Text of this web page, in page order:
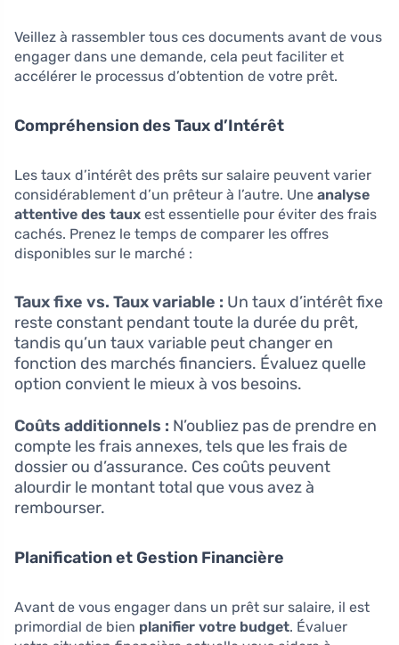
Veillez à rassembler tous ces documents avant de vous
engager dans une demande, cela peut faciliter et
accélérer le processus d’obtention de votre prêt.
Compréhension des Taux d’Intérêt
Les taux d’intérêt des prêts sur salaire peuvent varier
considérablement d’un prêteur à l’autre. Une analyse
attentive des taux est essentielle pour éviter des frais
cachés. Prenez le temps de comparer les offres
disponibles sur le marché :
Taux fixe vs. Taux variable : Un taux d’intérêt fixe
reste constant pendant toute la durée du prêt,
tandis qu’un taux variable peut changer en
fonction des marchés financiers. Évaluez quelle
option convient le mieux à vos besoins.
Coûts additionnels : N’oubliez pas de prendre en
compte les frais annexes, tels que les frais de
dossier ou d’assurance. Ces coûts peuvent
alourdir le montant total que vous avez à
rembourser.
Planification et Gestion Financière
Avant de vous engager dans un prêt sur salaire, il est
primordial de bien planifier votre budget. Évaluer